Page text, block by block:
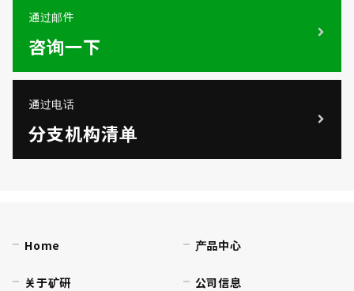
通过邮件
咨询一下
通过电话
分支机构清单
Home
关于矿研
产品中心
公司信息